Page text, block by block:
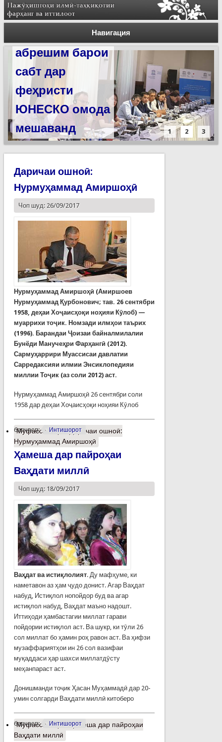
Навигация
Силсилаи
ёдгориҳои роҳи
абрешим барои
сабт дар
феҳристи
ЮНЕСКО омода
мешаванд
1 2 3
Даричаи ошноӣ:
Нурмуҳаммад Амиршоҳӣ
Чоп шуд: 26/09/2017
Нурмуҳаммад Амиршоҳӣ (Амиршоев
Нурмуҳаммад Қурбонович; тав. 26 сентябри
1958, деҳаи Хоҷаисҳоқи ноҳияи Кӯлоб) —
муаррихи тоҷик. Номзади илмҳои таърих
(1996). Барандаи Ҷоизаи байналмилалии
Бунёди Манучеҳри Фарҳангӣ (2012).
Сармуҳаррири Муассисаи давлатии
Сарредаксияи илмии Энсиклопедияи
миллии Тоҷик (аз соли 2012) аст.
Нурмуҳаммад Амиршоҳӣ 26 сентябри соли
1958 дар деҳаи Хоҷаисҳоқи ноҳияи Кӯлоб
барчасп: Интишорот
Муфассалтаро Даричаи ошноӣ:
Нурмуҳаммад Амиршоҳӣ
Ҳамеша дар пайроҳаи
Ваҳдати миллӣ
Чоп шуд: 18/09/2017
Ваҳдат ва истиқлолият. Ду мафҳуме, ки
наметавон аз ҳам ҷудо донист. Агар Ваҳдат
набуд, Истиқлол нопойдор буд ва агар
истиқлол набуд, Ваҳдат маъно надошт.
Иттиҳоди ҳамбастагии миллат гарави
пойдории истиқлол аст. Ва шукр, ки тӯли 26
сол миллат бо ҳамин роҳ равон аст. Ва ҳифзи
музаффариятҳои ин 26 сол вазифаи
муқаддаси ҳар шахси миллатдӯсту
меҳанпараст аст.
Донишманди тоҷик Ҳасан Муҳаммадӣ дар 20-
умин солгарди Ваҳдати миллӣ китоберо
барчасп: Интишорот
Муфассалтаро Ҳамеша дар пайроҳаи
Ваҳдати миллӣ